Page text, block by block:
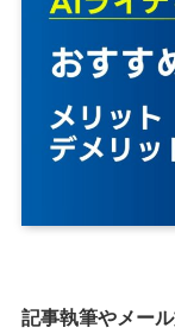
記事執筆やメー